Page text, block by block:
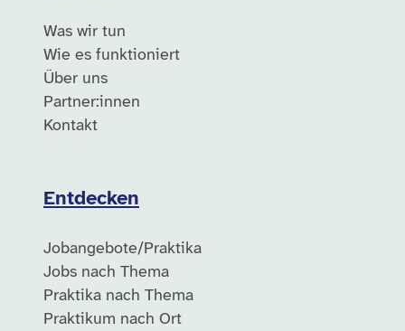
Was wir tun
Wie es funktioniert
Über uns
Partner:innen
Kontakt
Entdecken
Jobangebote/Praktika
Jobs nach Thema
Praktika nach Thema
Praktikum nach Ort